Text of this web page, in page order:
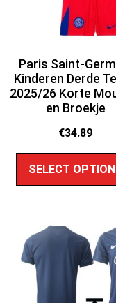
Paris Saint-
Kinderen Derde
2025/26 Korte
en Broekje
€34.89
SELECT